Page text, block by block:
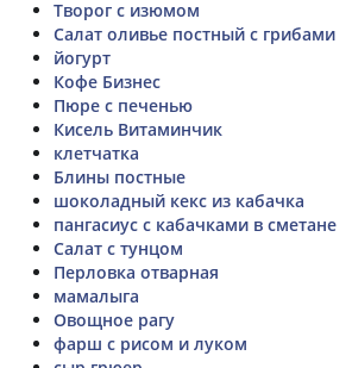
Творог с изюмом
Салат оливье постный с грибами
йогурт
Кофе Бизнес
Пюре с печенью
Кисель Витаминчик
клетчатка
Блины постные
шоколадный кекс из кабачка
пангасиус с кабачками в сметане
Салат с тунцом
Перловка отварная
мамалыга
Овощное рагу
фарш с рисом и луком